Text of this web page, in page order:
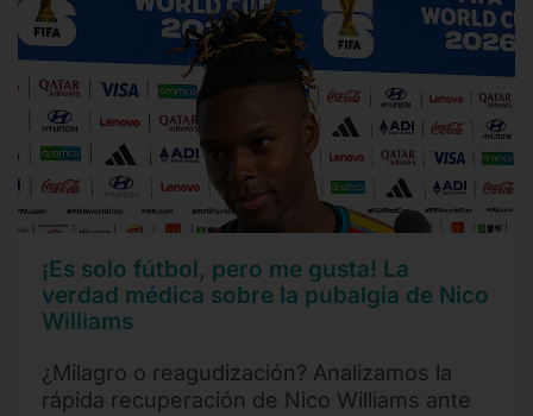
¡Es solo fútbol, pero me gusta! La
verdad médica sobre la pubalgia de Nico
Williams
¿Milagro o reagudización? Analizamos la
rápida recuperación de Nico Williams ante